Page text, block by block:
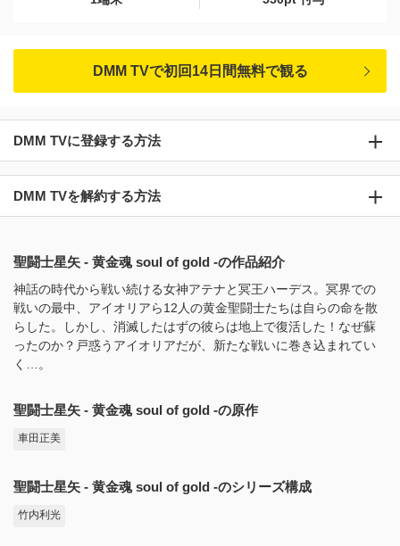
DMM TVで初回14日間無料で観る
DMM TVに登録する方法
DMM TVを解約する方法
聖闘士星矢 - 黄金魂 soul of gold -の作品紹介
神話の時代から戦い続ける女神アテナと冥王ハーデス。冥界での
戦いの最中、アイオリアら12人の黄金聖闘士たちは自らの命を散
らした。しかし、消滅したはずの彼らは地上で復活した！なぜ蘇
ったのか？戸惑うアイオリアだが、新たな戦いに巻き込まれてい
く…。
聖闘士星矢 - 黄金魂 soul of gold -の原作
車田正美
聖闘士星矢 - 黄金魂 soul of gold -のシリーズ構成
竹内利光